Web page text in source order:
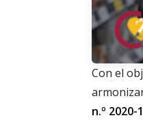
Con el
n.º 2020-